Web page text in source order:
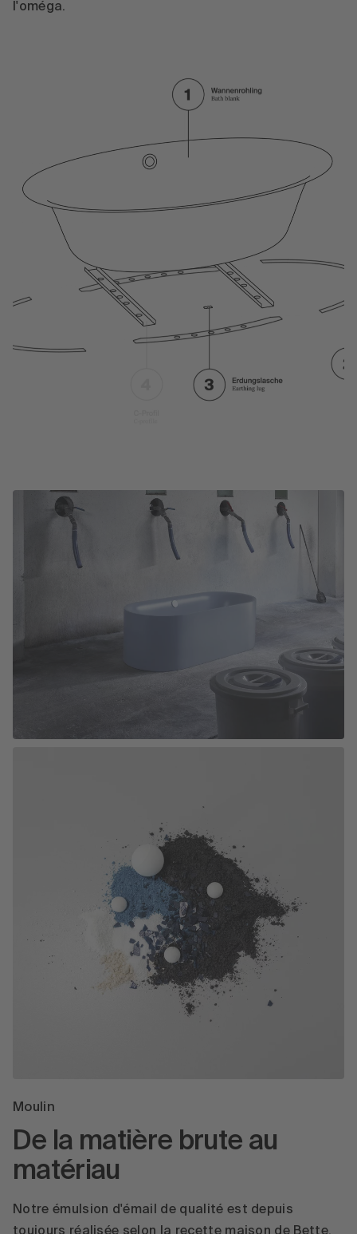
l'oméga.
Moulin
De la matière brute au
matériau
Notre émulsion d'émail de qualité est depuis